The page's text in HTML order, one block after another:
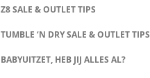
Z8 SALE & OUTLET TIPS
TUMBLE ‘N DRY SALE & OUTLET TIPS
BABYUITZET, HEB JIJ ALLES AL?